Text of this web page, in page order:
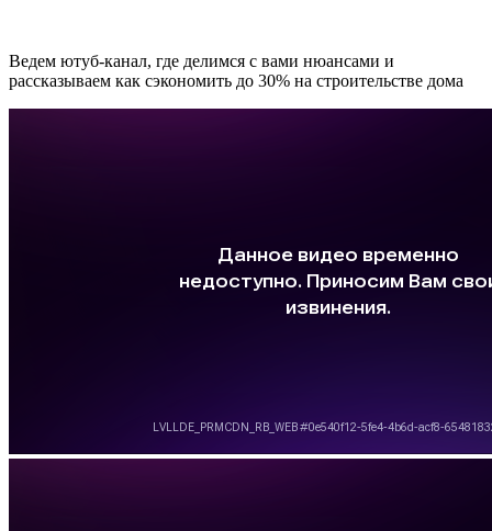
Ведем ютуб-канал, где делимся с вами нюансами и
рассказываем как сэкономить до 30% на строительстве дома